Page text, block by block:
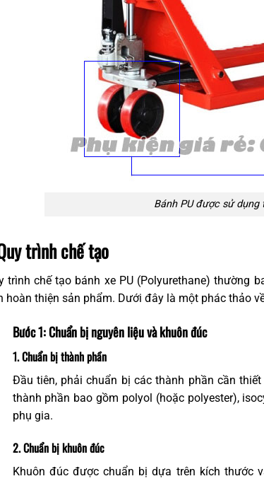
Bánh PU được sử
trình chế tạo
trình chế tạo bánh xe PU (Polyurethane) thường
hoàn thiện sản phẩm. Dưới đây là một phác thảo
Bước 1: Chuẩn bị nguyên liệu và khuôn đúc
1. Chuẩn bị thành phần
Đầu tiên, phải chuẩn bị các thành phần cần
thành phần bao gồm polyol (hoặc polyester),
phụ gia.
2. Chuẩn bị khuôn đúc
Khuôn đúc được chuẩn bị dựa trên kích thước